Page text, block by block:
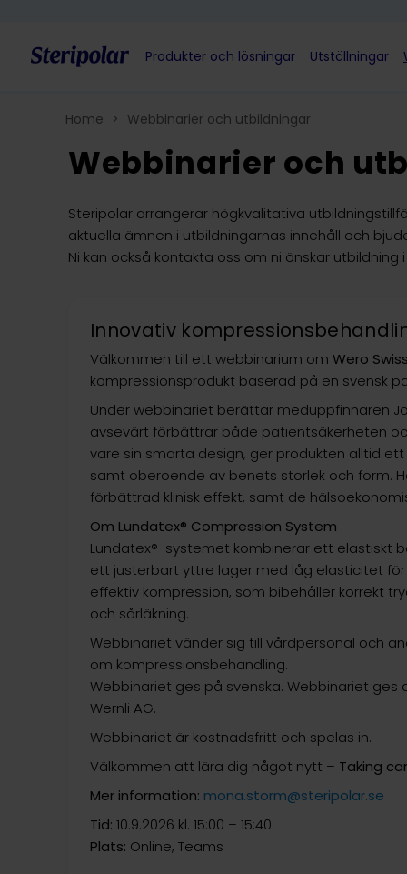
Produkter och lösningar Utställningar
Home > Webbinarier och utbildningar
Webbinarier och
Steripolar arrangerar högkvalitativa
aktuella ämnen i utbildningarnas innehåll och
Ni kan också kontakta oss om ni önskar utbildning
Innovativ
Välkommen till ett webbinarium om Wero
kompressionsprodukt baserad på en svensk
Under webbinariet berättar meduppfinnaren
avsevärt förbättrar både patientsäkerheten
vare sin smarta design, ger produkten alltid
samt oberoende av benets storlek och form.
förbättrad klinisk effekt, samt de
Om Lundatex® Compression System
Lundatex®-systemet kombinerar ett elastiskt
ett justerbart yttre lager med låg elasticitet
effektiv kompression, som bibehåller korrekt
och sårläkning.
Webbinariet vänder sig till vårdpersonal och
om kompressionsbehandling.
Webbinariet ges på svenska. Webbinariet ges
Wernli AG.
Webbinariet är kostnadsfritt och spelas in.
Välkommen att lära dig något nytt – Taking
Mer information: mona.storm@steripolar.se
Tid: 10.9.2026 kl. 15:00 – 15:40
Plats: Online, Teams